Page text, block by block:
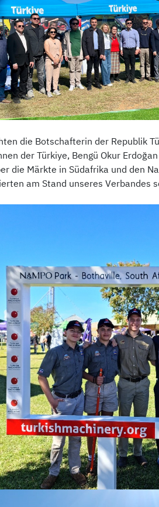
die Botschafterin der Republik
der Türkiye, Bengü Okur
die Märkte in Südafrika und den
am Stand unseres Verbandes